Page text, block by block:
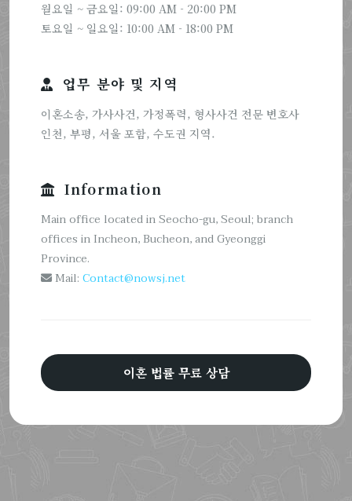
월요일 ~ 금요일: 09:00 AM - 20:00 PM
토요일 ~ 일요일: 10:00 AM - 18:00 PM
업무 분야 및 지역
이혼소송, 가사사건, 가정폭력, 형사사건 전문 변호사
인천, 부평, 서울 포함, 수도권 지역.
Information
Main office located in Seocho-gu, Seoul; branch
offices in Incheon, Bucheon, and Gyeonggi
Province.
Mail: Contact@nowsj.net
이혼 법률 무료 상담